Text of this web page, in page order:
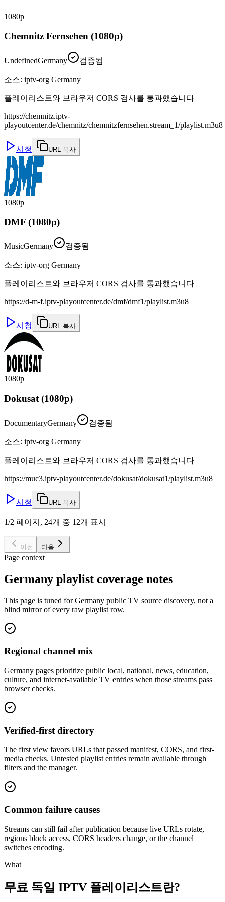
1080p
Chemnitz Fernsehen (1080p)
UndefinedGermany 검증됨
소스: iptv-org Germany
플레이리스트와 브라우저 CORS 검사를 통과했습니다
https://chemnitz.iptv-
playoutcenter.de/chemnitz/chemnitzfernsehen.stream_1/playlist.m3u8
시청 URL 복사
1080p
DMF (1080p)
MusicGermany 검증됨
소스: iptv-org Germany
플레이리스트와 브라우저 CORS 검사를 통과했습니다
https://d-m-f.iptv-playoutcenter.de/dmf/dmf1/playlist.m3u8
시청 URL 복사
1080p
Dokusat (1080p)
DocumentaryGermany 검증됨
소스: iptv-org Germany
플레이리스트와 브라우저 CORS 검사를 통과했습니다
https://muc3.iptv-playoutcenter.de/dokusat/dokusat1/playlist.m3u8
시청 URL 복사
1/2 페이지, 24개 중 12개 표시
이전 다음
Page context
Germany playlist coverage notes
This page is tuned for Germany public TV source discovery, not a
blind mirror of every raw playlist row.
Regional channel mix
Germany pages prioritize public local, national, news, education,
culture, and internet-available TV entries when those streams pass
browser checks.
Verified-first directory
The first view favors URLs that passed manifest, CORS, and first-
media checks. Untested playlist entries remain available through
filters and the manager.
Common failure causes
Streams can still fail after publication because live URLs rotate,
regions block access, CORS headers change, or the channel
switches encoding.
What
무료 독일 IPTV 플레이리스트란?